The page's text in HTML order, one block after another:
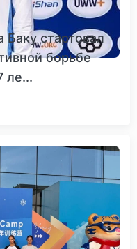
стартовал
борьбе
ле...